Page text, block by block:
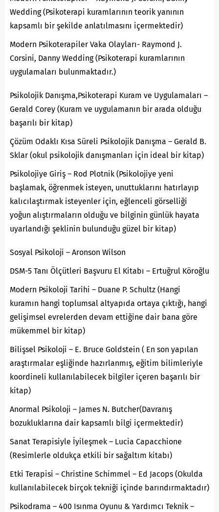
Wedding (Psikoterapi kuramlarının teorik yanının
kapsamlı bir şekilde anlatılmasını içermektedir)
Modern Psikoterapiler Vaka Olayları- Raymond J.
Corsini, Danny Wedding (Psikoterapi kuramlarının
uygulamaları bulunmaktadır.)
Psikolojik Danışma,Psikoterapi Kuram ve Uygulamaları –
Gerald Corey (Kuram ve uygulamanın bir arada olduğu
başarılı bir kitap)
Çözüm Odaklı Kısa Süreli Psikolojik Danışma – Gerald B.
Sklar (okul psikolojik danışmanları için ideal bir kitap)
Psikolojiye Giriş – Rod Plotnik (Psikolojiye yeni
başlamak, öğrenmek isteyen, unuttuklarını hatırlayıp
kalıcılaştırmak isteyenler için, eğlenceli görselliği
yoğun alıştırmaların olduğu ve bilginin günlük hayata
uyarlandığı şeklinin bulunduğu güzel bir kitap)
Sosyal Psikoloji – Aronson Wilson
DSM-5 Tanı Ölçütleri Başvuru El Kitabı – Ertuğrul Köroğlu
Modern Psikoloji Tarihi – Duane P. Schultz (Hangi
kuramın hangi toplumsal altyapıda ortaya çıktığı, hangi
gelişimsel evrelerden devam ettiğine dair bana göre
mükemmel bir kitap)
Bilişsel Psikoloji – E. Bruce Goldstein ( En son yapılan
araştırmalar eşliğinde hazırlanmış, eğitim bilimleriyle
koordineli kullanılabilecek bilgiler içeren başarılı bir
kitap)
Anormal Psikoloji – James N. Butcher(Davranış
bozukluklarına dair kapsamlı bilgi içermektedir)
Sanat Terapisiyle İyileşmek – Lucia Capacchione
(Resimlerle oldukça etkili bir sağaltım kitabı)
Etki Terapisi – Christine Schimmel – Ed Jacops (Okulda
kullanılabilecek birçok tekniği içinde barındırmaktadır)
Psikodrama – 400 Isınma Oyunu & Yardımcı Teknik –